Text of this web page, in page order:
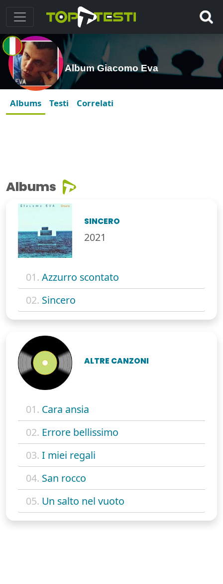
Album Giacomo Eva
Albums Testi Correlati
Albums
SINCERO
2021
01. Azzurro scontato
02. Sincero
ALTRE CANZONI
01. Cara ansia
02. Errore bellissimo
03. I miei regali
04. San rocco
05. Un salto nel vuoto